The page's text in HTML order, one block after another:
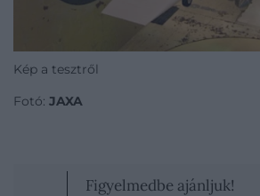
Kép a tesztről
Fotó: JAXA
Figyelmedbe ajánljuk!